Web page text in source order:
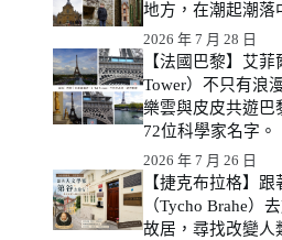
地方，在潮起潮落
2026 年 7 月 28 日
【法國巴黎】艾菲
Tower）不只有浪
樂雲與皮皮共遊巴
72位科學家名字。
2026 年 7 月 26 日
【捷克布拉格】
（Tycho Brahe）
故居，尋找改變人